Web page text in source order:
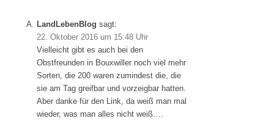
LandLebenBlog sagt:
22. Oktober 2016 um 15:48 Uhr
Vielleicht gibt es auch bei den
Obstfreunden in Bouxwiller noch viel mehr
Sorten, die 200 waren zumindest die, die
sie am Tag greifbar und vorzeigbar hatten.
Aber danke für den Link, da weiß man mal
wieder, was man alles nicht weiß….